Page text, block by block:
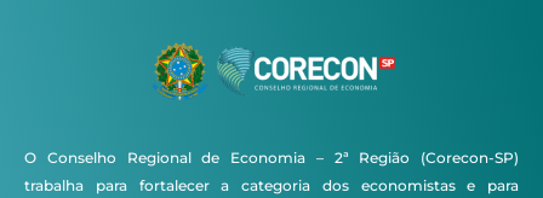
O Conselho Regional de Economia – 2ª Região (Corecon-SP)
trabalha para fortalecer a categoria dos economistas e para